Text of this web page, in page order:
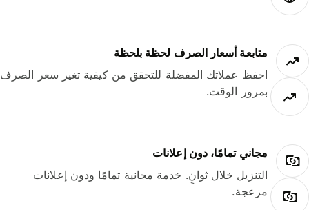
متابعة أسعار الصرف لحظة بلحظة
احفظ عملاتك المفضلة للتحقق من كيفية تغير سعر الصرف
بمرور الوقت.
مجاني تمامًا، دون إعلانات
التنزيل خلال ثوانٍ. خدمة مجانية تمامًا ودون إعلانات
مزعجة.